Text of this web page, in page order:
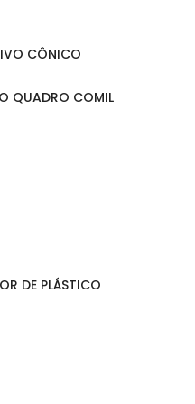
CÔNICO
QUADRO COMIL
DE PLÁSTICO